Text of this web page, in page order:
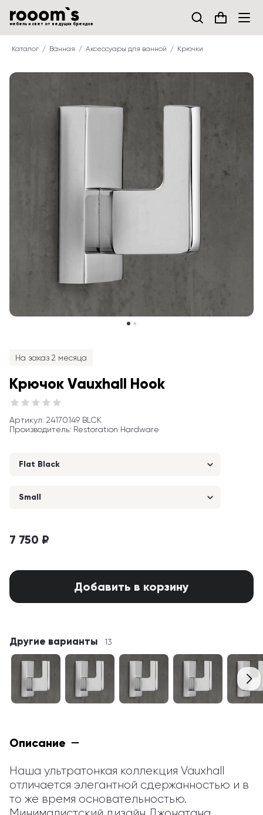
мебель и свет от ведущих брендов
Каталог Ванная Аксессуары для ванной Крючки
На заказ 2 месяца
Крючок Vauxhall Hook
Артикул: 24170149 BLCK
Производитель: Restoration Hardware
Flat Black
Small
7 750 ₽
Добавить в корзину
Другие варианты 13
Описание
Наша ультратонкая коллекция Vauxhall
отличается элегантной сдержанностью и в
то же время основательностью.